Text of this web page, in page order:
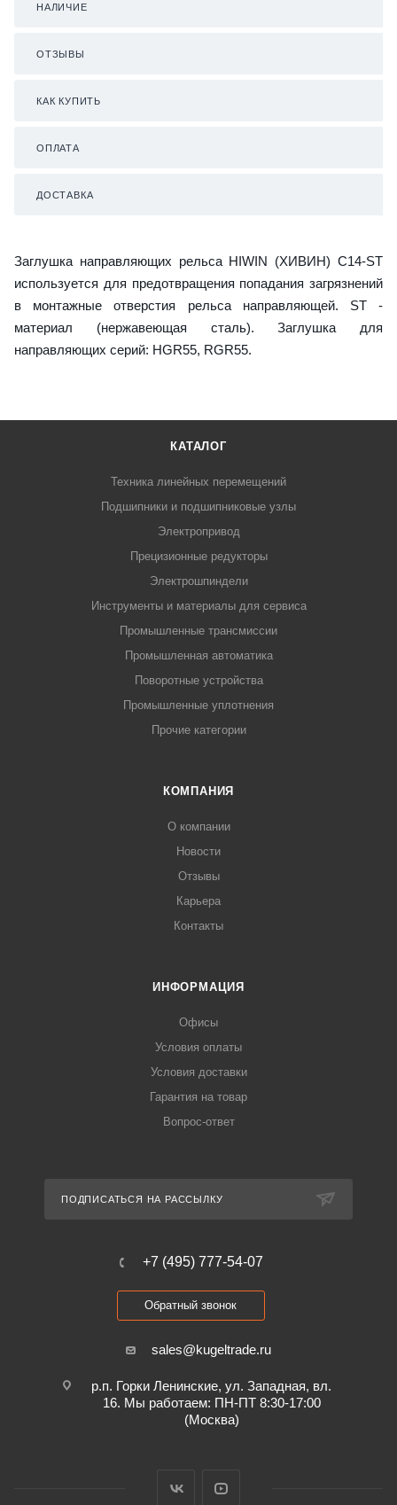
НАЛИЧИЕ
ОТЗЫВЫ
КАК КУПИТЬ
ОПЛАТА
ДОСТАВКА
Заглушка направляющих рельса HIWIN (ХИВИН) C14-ST
используется для предотвращения попадания загрязнений
в монтажные отверстия рельса направляющей. ST -
материал (нержавеющая сталь). Заглушка для
направляющих серий: HGR55, RGR55.
КАТАЛОГ
Техника линейных перемещений
Подшипники и подшипниковые узлы
Электропривод
Прецизионные редукторы
Электрошпиндели
Инструменты и материалы для сервиса
Промышленные трансмиссии
Промышленная автоматика
Поворотные устройства
Промышленные уплотнения
Прочие категории
КОМПАНИЯ
О компании
Новости
Отзывы
Карьера
Контакты
ИНФОРМАЦИЯ
Офисы
Условия оплаты
Условия доставки
Гарантия на товар
Вопрос-ответ
ПОДПИСАТЬСЯ НА РАССЫЛКУ
+7 (495) 777-54-07
Обратный звонок
sales@kugeltrade.ru
р.п. Горки Ленинские, ул. Западная, вл.
16. Мы работаем: ПН-ПТ 8:30-17:00
(Москва)